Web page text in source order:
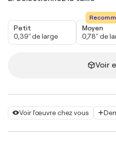
Voir l'œuvre chez vous
Petit
0,39" de large
Moyen
0,78" de
Voir